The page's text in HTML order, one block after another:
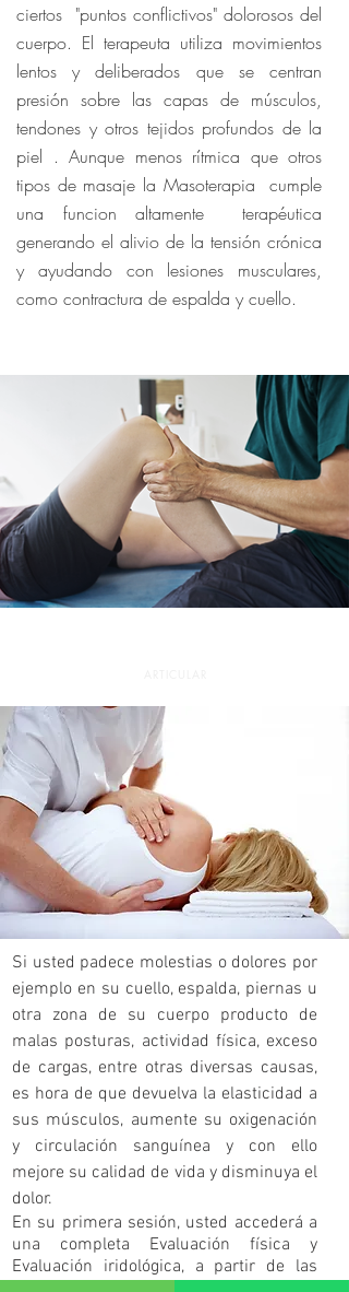
ciertos "puntos conflictivos" dolorosos del
cuerpo. El terapeuta utiliza movimientos
lentos y deliberados que se centran
presión sobre las capas de músculos,
tendones y otros tejidos profundos de la
piel . Aunque menos rítmica que otros
tipos de masaje la Masoterapia cumple
una funcion altamente terapéutica
generando el alivio de la tensión crónica
y ayudando con lesiones musculares,
como contractura de espalda y cuello.
Si usted padece molestias o dolores por
ejemplo en su cuello, espalda, piernas u
otra zona de su cuerpo producto de
malas posturas, actividad física, exceso
de cargas, entre otras diversas causas,
es hora de que devuelva la elasticidad a
sus músculos, aumente su oxigenación
y circulación sanguínea y con ello
mejore su calidad de vida y disminuya el
dolor.
En su primera sesión, usted accederá a
una completa Evaluación física y
Evaluación iridológica, a partir de las